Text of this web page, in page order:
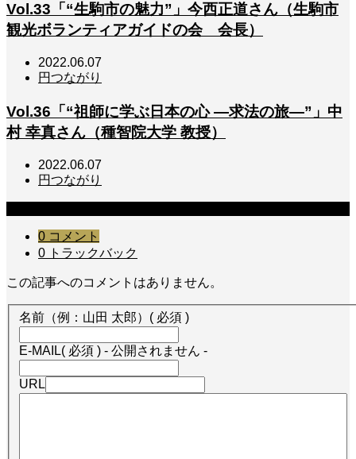
Vol.33「“生駒市の魅力”」今西正道さん（生駒市
観光ボランティアガイドの会 会長）
2022.06.07
円つながり
Vol.36「“祖師に学ぶ日本の心 ―求法の旅―”」中
村 幸真さん（種智院大学 教授）
2022.06.07
円つながり
0 コメント
0 トラックバック
この記事へのコメントはありません。
名前（例：山田 太郎） ( 必須 )
E-MAIL( 必須 ) - 公開されません -
URL